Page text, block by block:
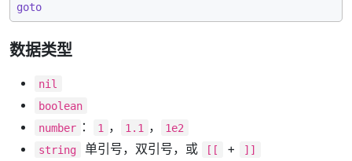
goto
数据类型
nil
boolean
number ： 1 ， 1.1 ，
1e2
string
单引号，双引号，或 [[ +
]]